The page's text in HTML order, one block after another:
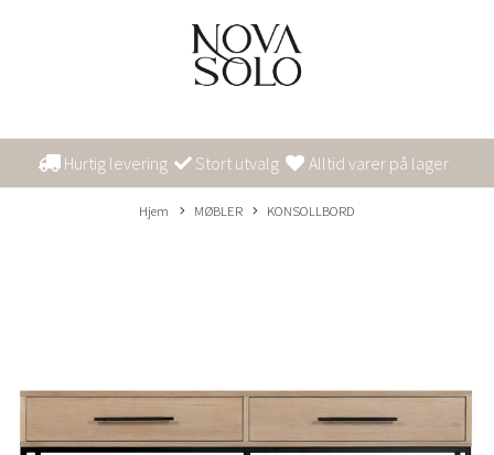
Hurtig levering Stort utvalg Alltid varer på lager
Hjem MØBLER KONSOLLBORD